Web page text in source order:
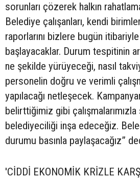
sorunları çözerek halkın
Belediye çalışanları, kendi
raporlarını bizlere bugün
başlayacaklar. Durum tespitinin
ne şekilde yürüyeceği, nasıl
personelin doğru ve verimli
yapılacağı netleşecek.
belirttiğimiz gibi çalışmalarımızla
belediyeciliği inşa edeceğiz.
durumu basınla paylaşacağız”
'CİDDİ EKONOMİK KRİZLE